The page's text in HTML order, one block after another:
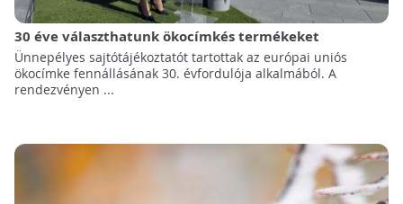
30 éve választhatunk ökocímkés termékeket
Ünnepélyes sajtótájékoztatót tartottak az európai uniós
ökocímke fennállásának 30. évfordulója alkalmából. A
rendezvényen ...